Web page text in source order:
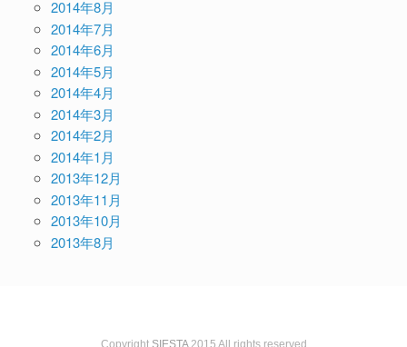
2014年8月
2014年7月
2014年6月
2014年5月
2014年4月
2014年3月
2014年2月
2014年1月
2013年12月
2013年11月
2013年10月
2013年8月
CopyrightSIESTA 2015 All rights reserved